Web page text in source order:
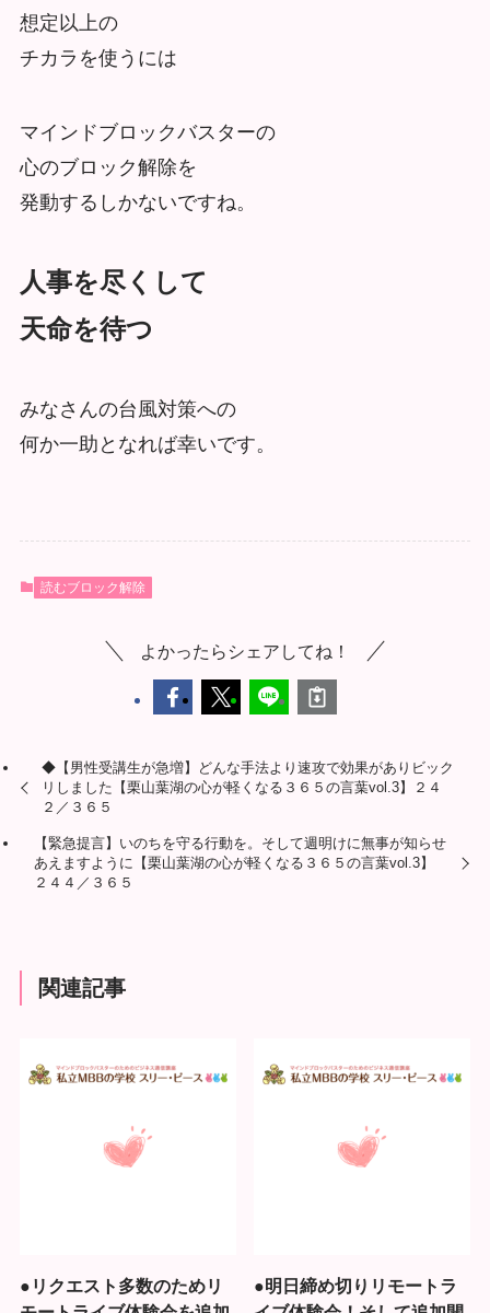
想定以上の
チカラを使うには
マインドブロックバスターの
心のブロック解除を
発動するしかないですね。
人事を尽くして
天命を待つ
みなさんの台風対策への
何か一助となれば幸いです。
読むブロック解除
よかったらシェアしてね！
◆【男性受講生が急増】どんな手法より速攻で効果がありビック
リしました【栗山葉湖の心が軽くなる３６５の言葉vol.3】２４
２／３６５
【緊急提言】いのちを守る行動を。そして週明けに無事が知らせ
あえますように【栗山葉湖の心が軽くなる３６５の言葉vol.3】
２４４／３６５
関連記事
●リクエスト多数のためリ
●明日締め切りリモートラ